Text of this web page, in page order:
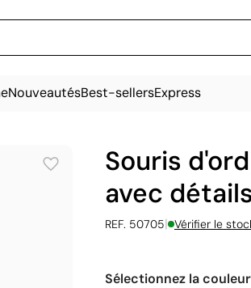
NouveautésBest-sellersExpress
Souris
avec
REF. 50705| Vérifier le
Sélectionnez la couleur